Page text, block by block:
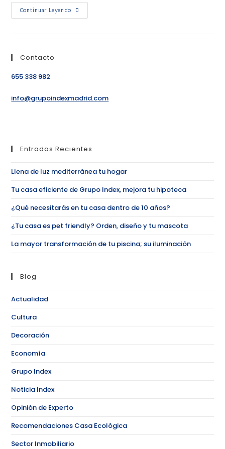
Continuar Leyendo
Contacto
655 338 982
info@grupoindexmadrid.com
Entradas Recientes
Llena de luz mediterránea tu hogar
Tu casa eficiente de Grupo Index, mejora tu hipoteca
¿Qué necesitarás en tu casa dentro de 10 años?
¿Tu casa es pet friendly? Orden, diseño y tu mascota
La mayor transformación de tu piscina; su iluminación
Blog
Actualidad
Cultura
Decoración
Economía
Grupo Index
Noticia Index
Opinión de Experto
Recomendaciones Casa Ecológica
Sector Inmobiliario